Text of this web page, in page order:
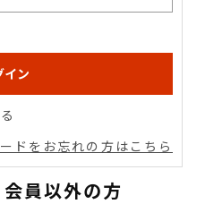
ドをお忘れの方はこちら
員以外の方